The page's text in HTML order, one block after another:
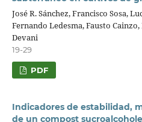
José R. Sánchez, Francisco Sosa,
Fernando Ledesma, Fausto
Devani
19-29
PDF
Indicadores de estabilidad,
de un compost